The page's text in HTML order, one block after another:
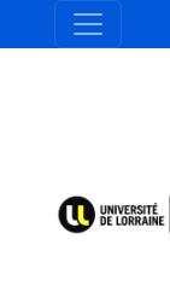
Aller au contenu
Panneau de